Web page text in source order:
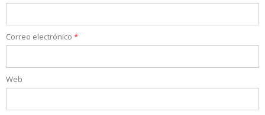
Correo electrónico *
Web